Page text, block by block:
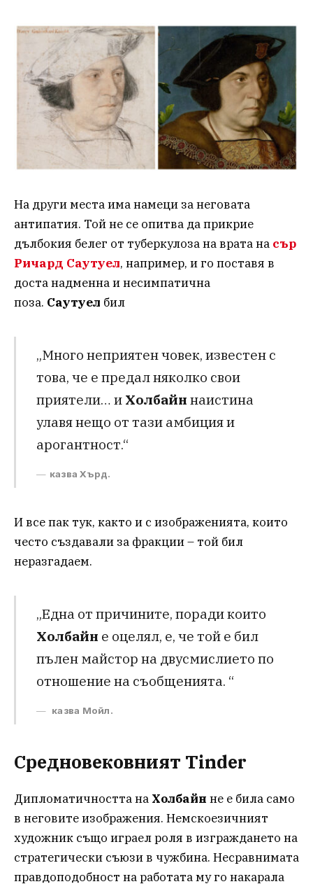
На други места има намеци за неговата
антипатия. Той не се опитва да прикрие
дълбокия белег от туберкулоза на врата на сър
Ричард Саутуел, например, и го поставя в
доста надменна и несимпатична
поза. Саутуел бил
„Много неприятен човек, известен с
това, че е предал няколко свои
приятели… и Холбайн наистина
улавя нещо от тази амбиция и
арогантност.“
казва Хърд.
И все пак тук, както и с изображенията, които
често създавали за фракции – той бил
неразгадаем.
„Една от причините, поради които
Холбайн е оцелял, е, че той е бил
пълен майстор на двусмислието по
отношение на съобщенията. “
казва Мойл.
Средновековният Tinder
Дипломатичността на Холбайн не е била само
в неговите изображения. Немскоезичният
художник също играел роля в изграждането на
стратегически съюзи в чужбина. Несравнимата
правдоподобност на работата му го накарала